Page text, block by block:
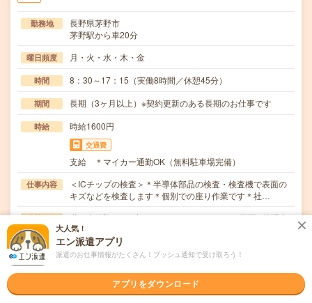
勤務地
長野県茅野市
茅野駅から車20分
曜日頻度 月・火・水・木・金
時間 8：30～17：15（実働8時間／休憩45分）
期間 長期（3ヶ月以上）※契約更新のある長期のお仕事です
時給 時給1600円
交通費
支給 ＊マイカー通勤OK（無料駐車場完備）
仕事内容
＜ICチップの検査＞＊半導体部品の検査・検査機で表面の
キズなどを検査します＊個別での座り作業です＊社…
応募資格
職種未経験OK / ブランクOK / パソコンスキル不要 / 英語力
不要
不問
職場の雰囲気
大人気！
エン派遣アプリ
派遣のお仕事情報がたくさん！プッシュ通知で受け取ろう！
アプリをダウンロード